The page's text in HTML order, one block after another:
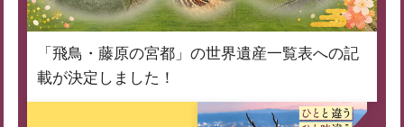
「飛鳥・藤原の宮都」の世界遺産一覧表への記
載が決定しました！